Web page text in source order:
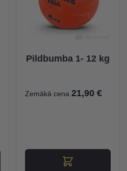
Pildbumba 1- 12 kg
Zemākā cena 21,90 €